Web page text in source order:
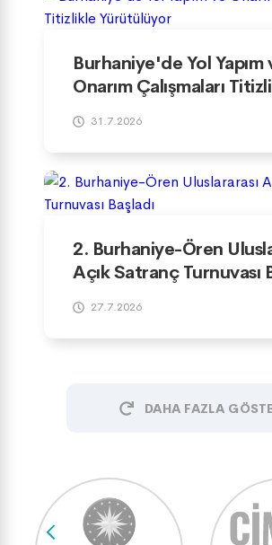
Burhaniye'de Yol Yapım
Onarım Çalışmaları
Yürütülüyor
31.7.2026
2. Burhaniye-Ören
Açık Satranç Turnuvası
27.7.2026
DAHA FAZLA